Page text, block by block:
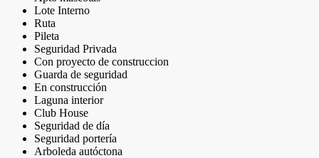
Lote Interno
Ruta
Pileta
Seguridad Privada
Con proyecto de construccion
Guarda de seguridad
En construcción
Laguna interior
Club House
Seguridad de día
Seguridad portería
Arboleda autóctona